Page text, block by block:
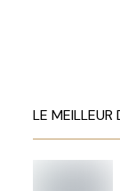
LE MEILLEUR